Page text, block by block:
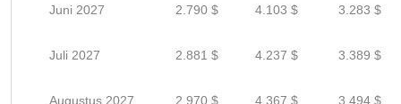
Juni 2027 2.790 $ 4.103 $ 3.283 $
Juli 2027 2.881 $ 4.237 $ 3.389 $
Augustus 2027 2.970 $ 4.367 $ 3.494 $